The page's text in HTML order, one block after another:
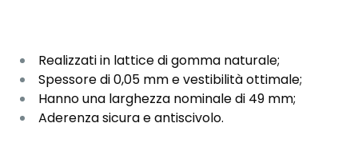
Realizzati in lattice di gomma naturale;
Spessore di 0,05 mm e vestibilità ottimale;
Hanno una larghezza nominale di 49 mm;
Aderenza sicura e antiscivolo.